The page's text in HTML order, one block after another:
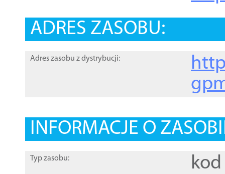
ADRES ZASOBU:
Adres zasobu z dystrybucji:
INFORMACJE O
Typ zasobu: kod